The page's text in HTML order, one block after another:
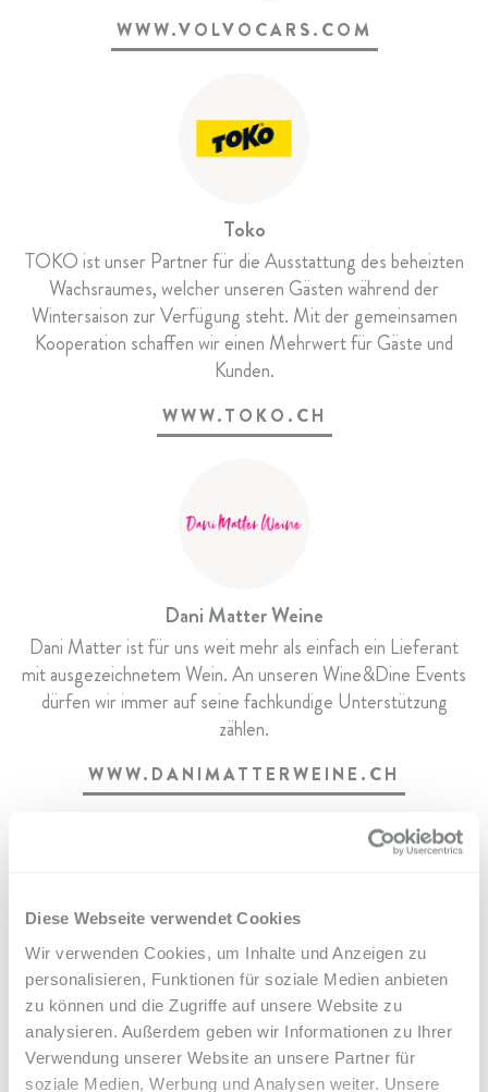
Diese Webseite verwendet Cookies
Wir verwenden Cookies, um Inhalte und Anzeigen zu
personalisieren, Funktionen für soziale Medien anbieten
zu können und die Zugriffe auf unsere Website zu
analysieren. Außerdem geben wir Informationen zu Ihrer
Verwendung unserer Website an unsere Partner für
soziale Medien, Werbung und Analysen weiter. Unsere
WWW.VOLVOCARS.COM
Toko
TOKO ist unser Partner für die Ausstattung des beheizten
Wachsraumes, welcher unseren Gästen während der
Wintersaison zur Verfügung steht. Mit der gemeinsamen
Kooperation schaffen wir einen Mehrwert für Gäste und
Kunden.
WWW.TOKO.CH
Dani Matter Weine
Dani Matter ist für uns weit mehr als einfach ein Lieferant
mit ausgezeichnetem Wein. An unseren Wine&Dine Events
dürfen wir immer auf seine fachkundige Unterstützung
zählen.
WWW.DANIMATTERWEINE.CH
Hatecke
Die Dreiecksform ist das Markenzeichen der Metzgerei
Hatecke, welche für höchste Qualität und Sorgfalt steht.
Hier wird feinstes Bünderfleisch, Salsiz und Trockenfleisch